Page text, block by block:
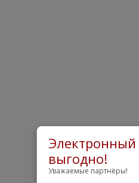
Электронный
выгодно!
Уважаемые партнёры!